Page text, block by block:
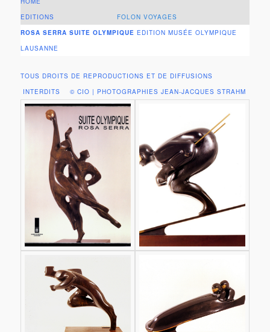
EDITIONS
FOLON VOYAGES
ROSA SERRA SUITE OLYMPIQUE EDITION MUSÉE OLYMPIQUE
LAUSANNE
TOUS DROITS DE REPRODUCTIONS ET DE DIFFUSIONS
INTERDITS © CIO | PHOTOGRAPHIES JEAN-JACQUES STRAHM